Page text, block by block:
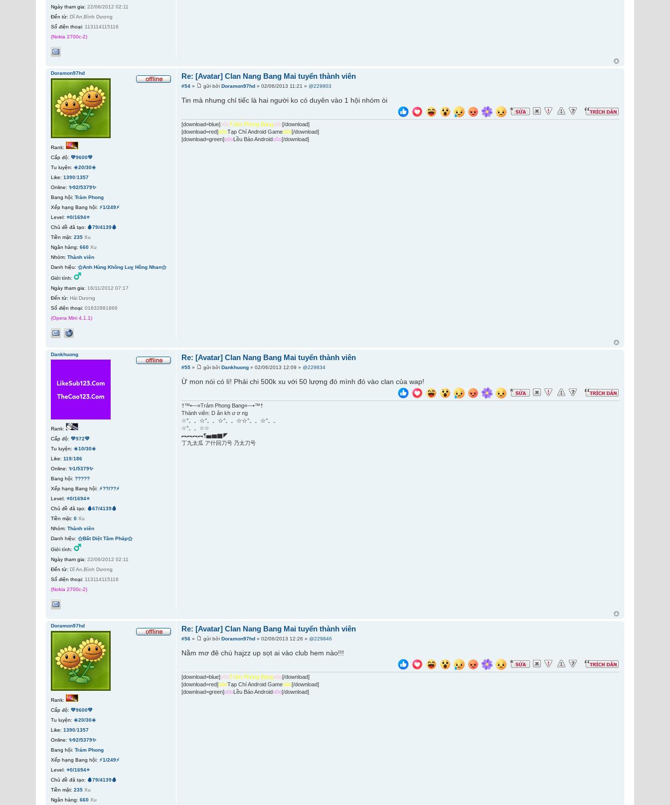
Ngày tham gia: 22/06/2012 02:11
Đến từ: Dĩ An,Bình Dương
Số điện thoại: 113114115116
(Nokia 2700c-2)
Re: [Avatar] Clan Nang Bang Mai tuyển thành viên
#54 » gửi bởiDoramon97hd » 02/06/2013 11:21 »@229803
Tin mà nhưng chỉ tiếc là hai người ko có duyên vào 1 hội nhóm òi
[download=blue]o0oTrảm Phong Bango0o[/download]
[download=red]o0oTạp Chí Android Gameo0o[/download]
[download=green]o0oLều Báo Androido0o[/download]
Doramon97hd
Rank:
Cấp độ: 💚9600💚
Tu luyện: ☀️20/30☀️
Like: 1390/1357
Online: ✨92/5379✨
Bang hội: Trảm Phong
Xếp hạng Bang hội: ⚡1/249⚡
Level: ⭐0/1694⭐
Chủ đề đã tạo: 🩸79/4139🩸
Tiền mặt: 235 Xu
Ngân hàng: 660 Xu
Nhóm: Thành viên
Danh hiệu: ⚝Anh Hùng Không Luỵ Hồng Nhan⚝
Giới tính:
Ngày tham gia: 16/11/2012 07:17
Đến từ: Hải Dương
Số điện thoại: 01632881866
(Opera Mini 4.1.1)
Re: [Avatar] Clan Nang Bang Mai tuyển thành viên
#55 » gửi bởiDankhuong » 02/06/2013 12:09 »@229834
Ừ mon nói có lí! Phải chi 500k xu với 50 lượng đó mình đó vào clan của wap!
†™•—»Trảm Phong Bang«—•™†
Thành viên: D ân kh ư ơ ng
☆°。。☆°。。☆°。。☆☆°。。☆°。。
☆°。。☆☆
︻︻︻︻¶▅▆▇◤
丁九太瓜 ア什回刀号 乃太刀号
Dankhuong
Rank:
Cấp độ: 💚972💚
Tu luyện: ☀️10/30☀️
Like: 119/186
Online: ✨1/5379✨
Bang hội: ?????
Xếp hạng Bang hội: ⚡??/??⚡
Level: ⭐0/1694⭐
Chủ đề đã tạo: 🩸67/4139🩸
Tiền mặt: 0 Xu
Nhóm: Thành viên
Danh hiệu: ⚝Bất Diệt Tâm Pháp⚝
Giới tính:
Ngày tham gia: 22/06/2012 02:11
Đến từ: Dĩ An,Bình Dương
Số điện thoại: 113114115116
(Nokia 2700c-2)
Re: [Avatar] Clan Nang Bang Mai tuyển thành viên
#56 » gửi bởiDoramon97hd » 02/06/2013 12:26 »@229846
Nằm mơ đê chú hajzz up sọt ai vào club hem nào!!!
[download=blue]o0oTrảm Phong Bango0o[/download]
[download=red]o0oTạp Chí Android Gameo0o[/download]
[download=green]o0oLều Báo Androido0o[/download]
Doramon97hd
Rank:
Cấp độ: 💚9600💚
Tu luyện: ☀️20/30☀️
Like: 1390/1357
Online: ✨92/5379✨
Bang hội: Trảm Phong
Xếp hạng Bang hội: ⚡1/249⚡
Level: ⭐0/1694⭐
Chủ đề đã tạo: 🩸79/4139🩸
Tiền mặt: 235 Xu
Ngân hàng: 660 Xu